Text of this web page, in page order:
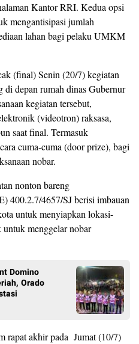
Kantor RRI. Kedua opsi
mengantisipasi jumlah
lahan bagi pelaku UMKM
(final) Senin (20/7) kegiatan
di depan rumah dinas Gubernur
kegiatan tersebut,
(videotron) raksasa,
saat final. Termasuk
cuma-cuma (door prize), bagi
nobar.
nonton bareng
400.2.7/4657/SJ berisi imbauan
untuk menyiapkan lokasi-
menggelar nobar
Domino
Orado
rapat akhir pada Jumat (10/7)